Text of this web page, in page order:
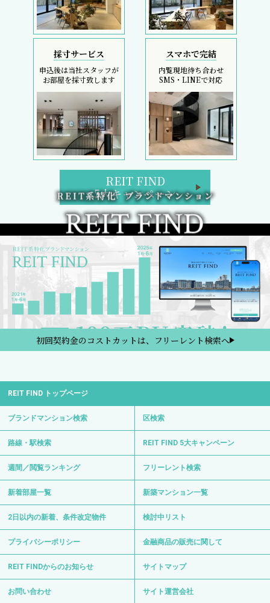
採寸サービス
申込後は当社スタッフが
お部屋を採寸致します
スマホで完結
内覧現地待ち合わせ
SMS・LINEで対応
REIT FIND
5大キャンペーン
初回契約金のコストカットは、フリーレント検索へ
REIT FIND トップページ
ブランドマンション検索 区検索
路線・駅検索 REIT FIND 5大キャンペーン
週間／閲覧ランキング フリーレント検索
新着部屋一覧 新築マンション一覧
2日以内の新着、条件改定物件 検討中リスト
プライバシーポリシー 金融商品の販売に関して
REIT FINDからのお知らせ サイトマップ
お問い合わせ サイト運営会社